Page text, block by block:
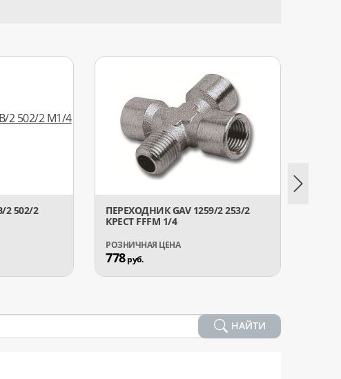
2 502/2
ПЕРЕХОДНИК GAV 1259/2 253/2
КРЕСТ FFFM 1/4
778руб.
НАЙТИ